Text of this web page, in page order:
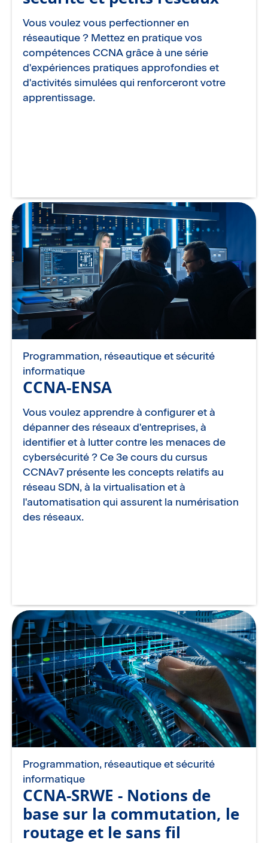
Vous voulez vous perfectionner en
réseautique ? Mettez en pratique vos
compétences CCNA grâce à une série
d'expériences pratiques approfondies et
d'activités simulées qui renforceront votre
apprentissage.
Programmation, réseautique et sécurité
informatique
CCNA-ENSA
Vous voulez apprendre à configurer et à
dépanner des réseaux d'entreprises, à
identifier et à lutter contre les menaces de
cybersécurité ? Ce 3e cours du cursus
CCNAv7 présente les concepts relatifs au
réseau SDN, à la virtualisation et à
l'automatisation qui assurent la numérisation
des réseaux.
Programmation, réseautique et sécurité
informatique
CCNA-SRWE - Notions de
base sur la commutation, le
routage et le sans fil